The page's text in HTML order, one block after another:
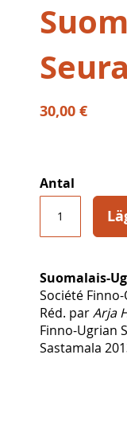
30,00 €
Antal
Suomalais-
Société
Réd. parArja
Finno-Ugrian
Sastamala